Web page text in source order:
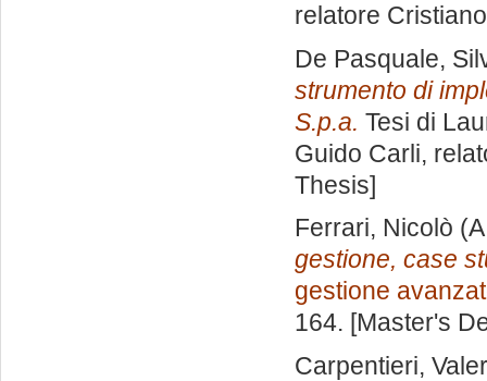
relatore
De Pasquale,
strumento di
S.p.a. Tesi di
Guido Carli,
Thesis]
Ferrari, Nicolò
gestione, case
gestione
164. [Master's
Carpentieri,